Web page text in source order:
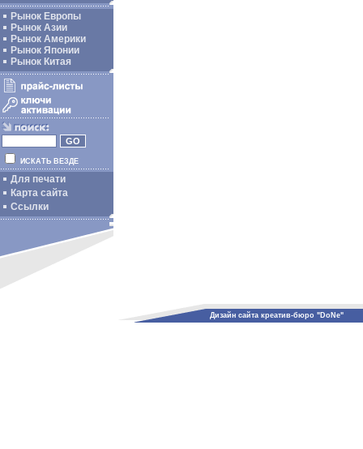
Рынок Европы
Рынок Азии
Рынок Америки
Рынок Японии
Рынок Китая
ИСКАТЬ ВЕЗДЕ
Для печати
Карта сайта
Ссылки
Дизайн сайта креатив-бюро "DoNe"